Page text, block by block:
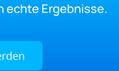
echte Ergebnisse.